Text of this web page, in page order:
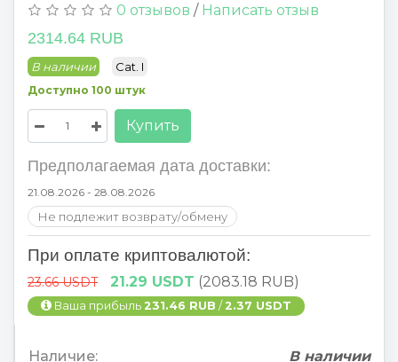
0 отзывов / Написать отзыв
2314.64 RUB
В наличии Cat. I
Доступно 100 штук
Купить
Предполагаемая дата доставки:
21.08.2026 - 28.08.2026
Не подлежит возврату/обмену
При оплате криптовалютой:
23.66 USDT 21.29 USDT (2083.18 RUB)
Ваша прибыль 231.46 RUB /2.37 USDT
Наличие:
В наличии